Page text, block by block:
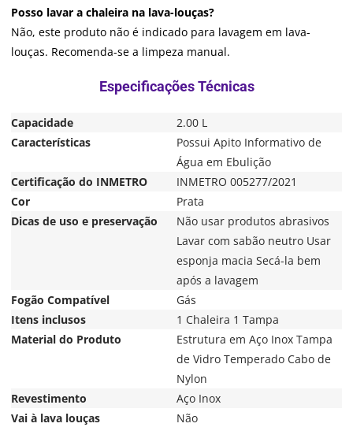
Posso lavar a chaleira na lava-louças?
Não, este produto não é indicado para lavagem em lava-
louças. Recomenda-se a limpeza manual.
Capacidade
2.00 L
Características
Possui Apito Informativo de
Água em Ebulição
Certificação do INMETRO
INMETRO 005277/2021
Cor
Prata
Dicas de uso e preservação
Não usar produtos abrasivos
Lavar com sabão neutro Usar
esponja macia Secá-la bem
após a lavagem
Fogão Compatível
Gás
Itens inclusos
1 Chaleira 1 Tampa
Material do Produto
Estrutura em Aço Inox Tampa
de Vidro Temperado Cabo de
Nylon
Revestimento
Aço Inox
Vai à lava louças
Não